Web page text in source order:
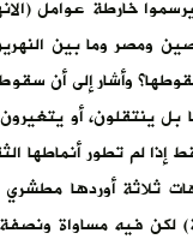
ومصر وما بين
وأشار إلى أن
بل ينتقلون، أو
ثلاثة أوردها
لكن فيه مساواة